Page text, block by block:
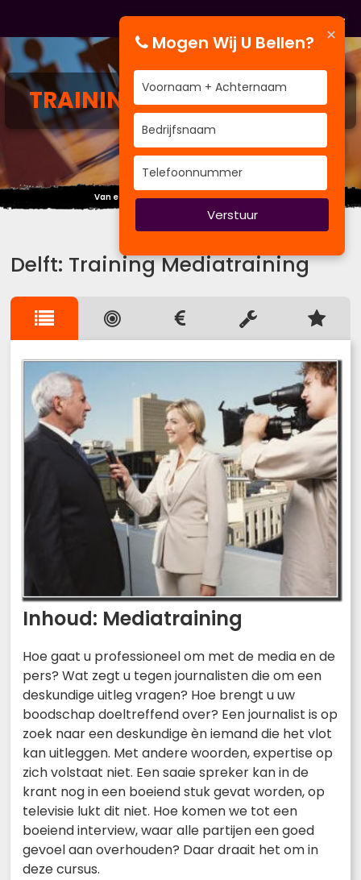
TRAININGMEDIATRAINING
Van e-Learning, Enquête tot Onderzoek
Delft: Training Mediatraining
Inhoud: Mediatraining
Hoe gaat u professioneel om met de media en de
pers? Wat zegt u tegen journalisten die om een
deskundige uitleg vragen? Hoe brengt u uw
boodschap doeltreffend over? Een journalist is op
zoek naar een deskundige èn iemand die het vlot
kan uitleggen. Met andere woorden, expertise op
zich volstaat niet. Een saaie spreker kan in de
krant nog in een boeiend stuk gevat worden, op
televisie lukt dit niet. Hoe komen we tot een
boeiend interview, waar alle partijen een goed
gevoel aan overhouden? Daar draait het om in
deze cursus.
×
Mogen Wij U Bellen?
Verstuur